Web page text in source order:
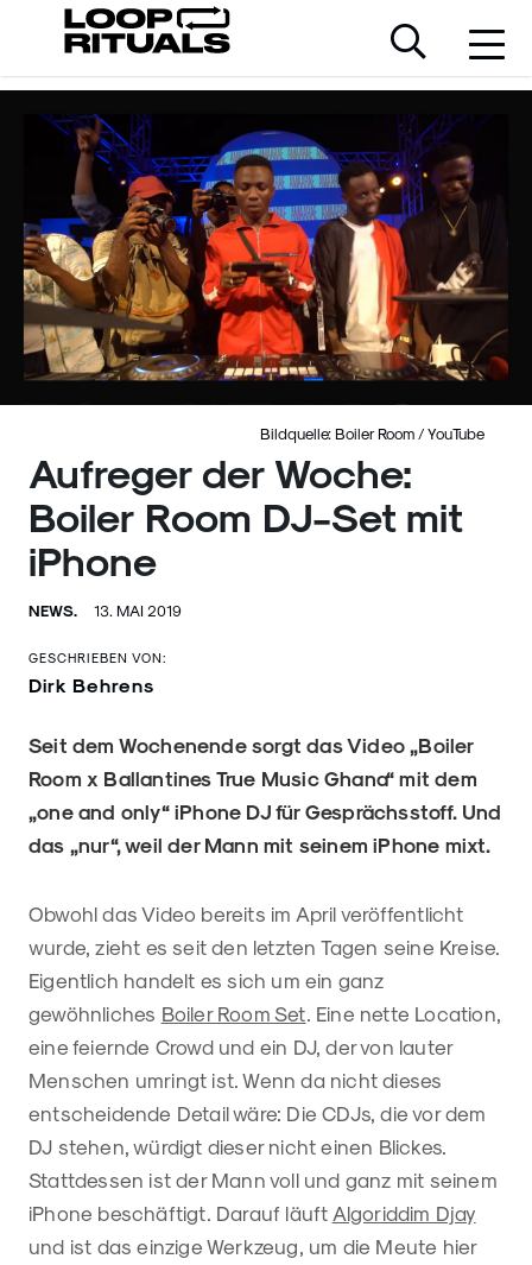
Bildquelle: Boiler Room / YouTube
Aufreger der Woche:
Boiler Room DJ-Set mit
iPhone
NEWS. 13. MAI 2019
GESCHRIEBEN VON:
Dirk Behrens
Seit dem Wochenende sorgt das Video „Boiler
Room x Ballantines True Music Ghana“ mit dem
„one and only“ iPhone DJ für Gesprächsstoff. Und
das „nur“, weil der Mann mit seinem iPhone mixt.
Obwohl das Video bereits im April veröffentlicht
wurde, zieht es seit den letzten Tagen seine Kreise.
Eigentlich handelt es sich um ein ganz
gewöhnliches Boiler Room Set . Eine nette Location,
eine feiernde Crowd und ein DJ, der von lauter
Menschen umringt ist. Wenn da nicht dieses
entscheidende Detail wäre: Die CDJs, die vor dem
DJ stehen, würdigt dieser nicht einen Blickes.
Stattdessen ist der Mann voll und ganz mit seinem
iPhone beschäftigt. Darauf läuft Algoriddim Djay
und ist das einzige Werkzeug, um die Meute hier